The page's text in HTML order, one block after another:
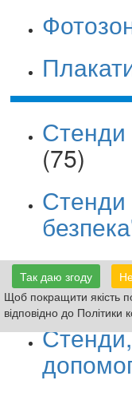
Так даю згоду
Щоб покращити якість
відповідно до Політики
Стенди
(75)
праці"